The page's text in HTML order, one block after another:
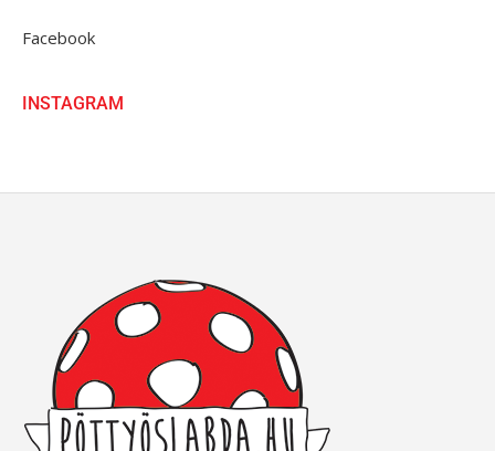
Facebook
INSTAGRAM